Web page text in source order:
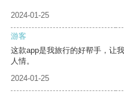
2024-01-25
游客
这款app是我旅行的好帮手，让
人情。
2024-01-25